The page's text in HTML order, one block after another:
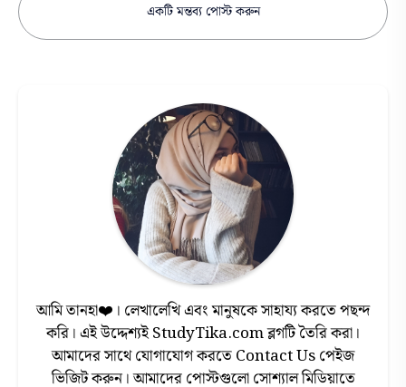
একটি মন্তব্য পোস্ট করুন
আমি তানহা❤️। লেখালেখি এবং মানুষকে সাহায্য করতে পছন্দ
করি। এই উদ্দেশ্যই StudyTika.com ব্লগটি তৈরি করা।
আমাদের সাথে যোগাযোগ করতে Contact Us পেইজ
ভিজিট করুন। আমাদের পোস্টগুলো সোশ্যাল মিডিয়াতে